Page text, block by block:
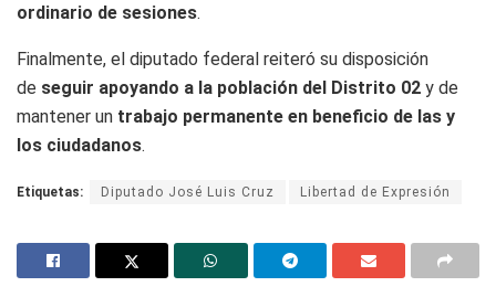
ordinario de sesiones.
Finalmente, el diputado federal reiteró su disposición
de seguir apoyando a la población del Distrito 02 y de
mantener un trabajo permanente en beneficio de las y
los ciudadanos.
Etiquetas: Diputado José Luis Cruz Libertad de Expresión